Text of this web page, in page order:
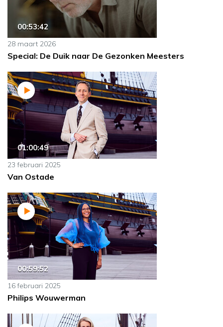
00:53:42
28 maart 2026
Special: De Duik naar De Gezonken Meesters
01:00:49
23 februari 2025
Van Ostade
00:59:52
16 februari 2025
Philips Wouwerman